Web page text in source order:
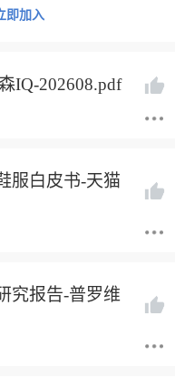
即加入
IQ-202608.pdf
服白皮书-天猫
究报告-普罗维